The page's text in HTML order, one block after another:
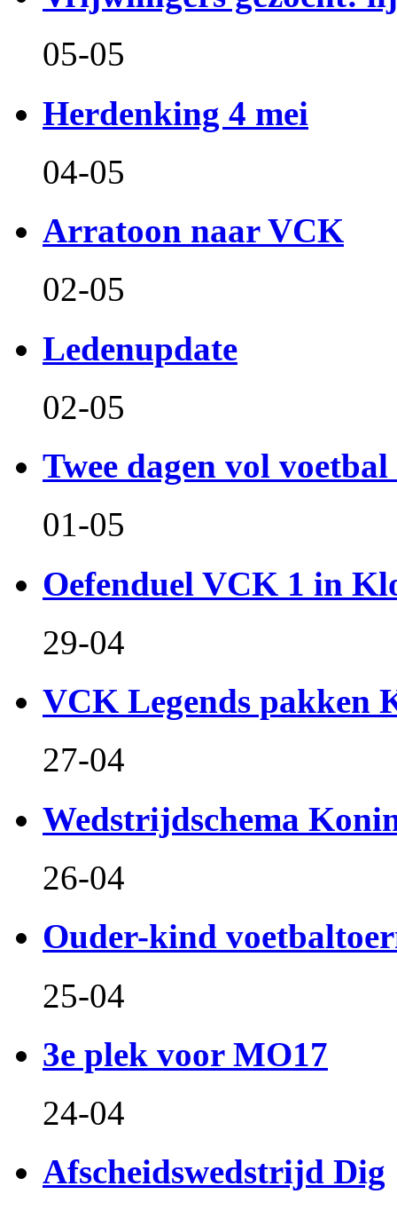
05-05
Herdenking 4 mei
04-05
Arratoon naar VCK
02-05
Ledenupdate
02-05
Twee dagen vol
01-05
Oefenduel VCK 1 in
29-04
VCK Legends pakken
27-04
Wedstrijdschema
26-04
Ouder-kind
25-04
3e plek voor MO17
24-04
Afscheidswedstrijd Dig